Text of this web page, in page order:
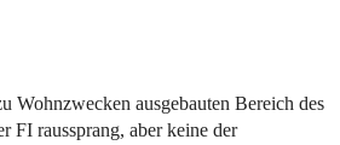
Wohnzwecken ausgebauten Bereich des
FI raussprang, aber keine der